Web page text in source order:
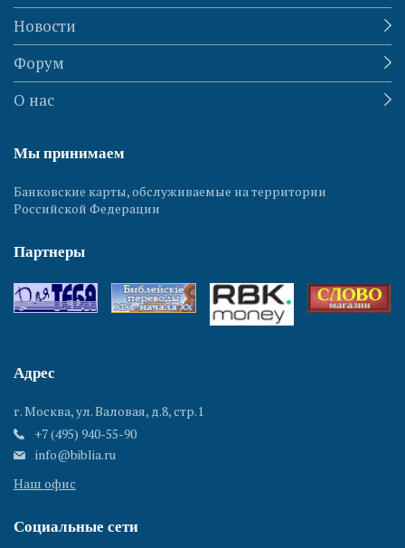
Новости
Форум
О нас
Мы принимаем
Банковские карты, обслуживаемые на территории
Российской Федерации
Партнеры
Адрес
г. Москва, ул. Валовая, д.8, стр.1
+7 (495) 940-55-90
info@biblia.ru
Наш офис
Социальные сети